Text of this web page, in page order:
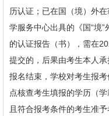
历认证；已在国（境）外
学服务中心出具的《国“境
的认证报告（书），需在
提交的，后果由考生本人承
报名结束，学校对考生报
点核查考生填报的学历（
且符合报考条件的考生准